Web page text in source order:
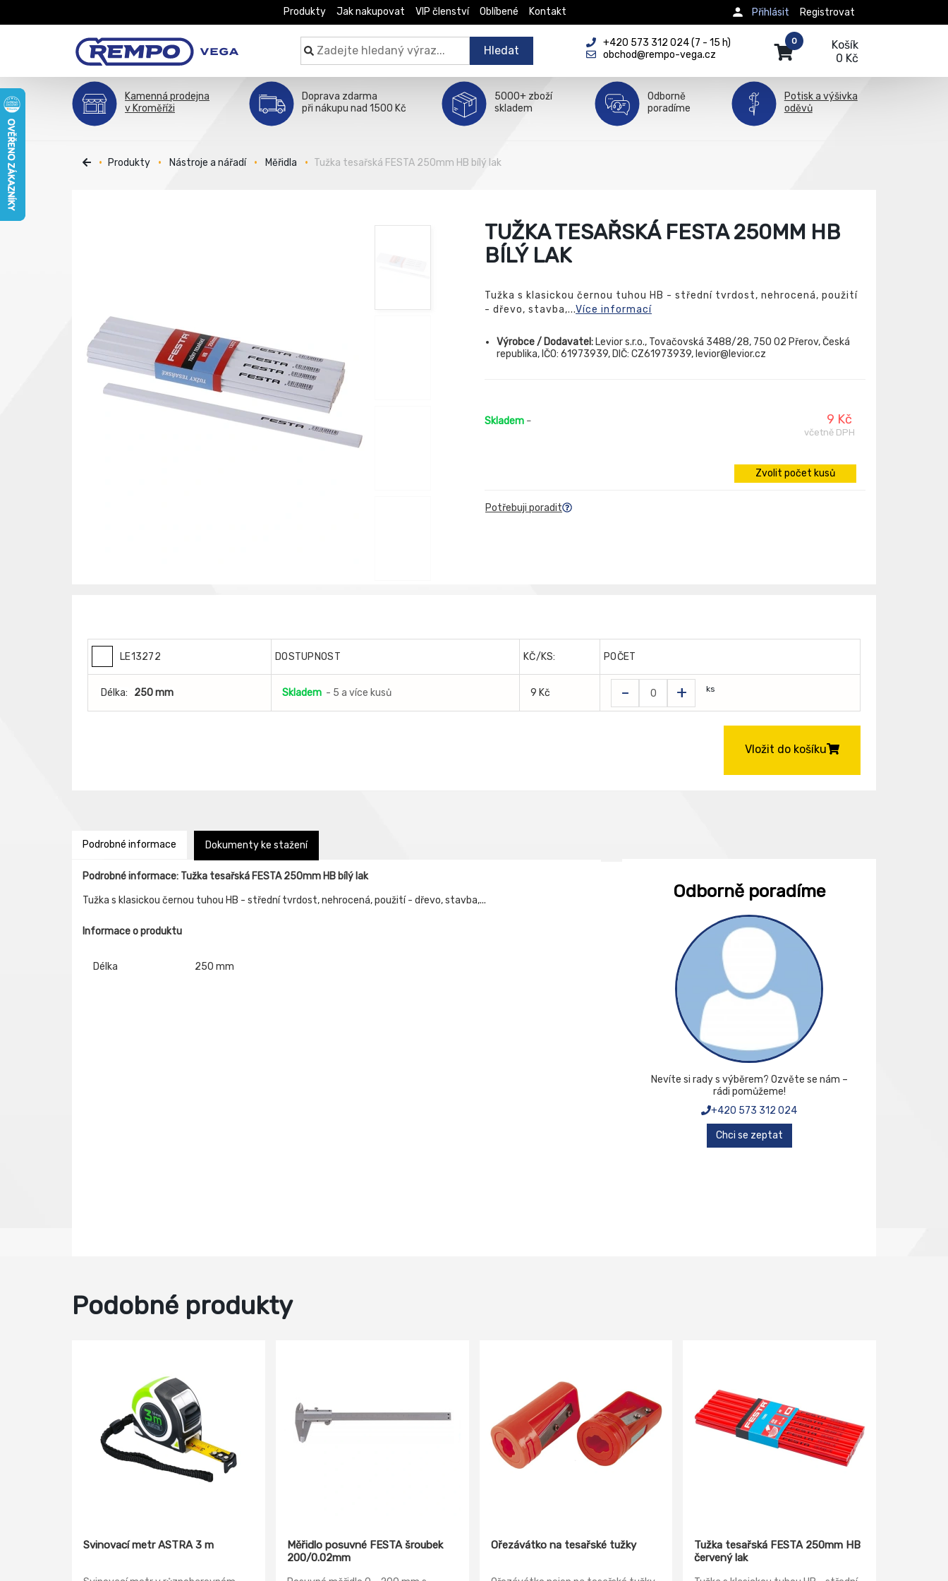
Produkty Jak nakupovat VIP členství Oblíbené Kontakt Registrovat
Přihlásit
Hledat
+420 573 312 024 (7 - 15 h)
obchod@rempo-vega.cz
Košík
0 Kč
0
Kamenná prodejna
v Kroměříži
Doprava zdarma
při nákupu nad 1500 Kč
5000+ zboží
skladem
Odborně
poradíme
Potisk a výšivka
oděvů
Produkty Nástroje a nářadí Měřidla Tužka tesařská FESTA 250mm HB bílý lak
TUŽKA TESAŘSKÁ FESTA 250MM HB
BÍLÝ LAK
Tužka s klasickou černou tuhou HB - střední tvrdost, nehrocená, použití
- dřevo, stavba,...Více informací
Výrobce / Dodavatel: Levior s.r.o., Tovačovská 3488/28, 750 02 Přerov, Česká
republika, IČO: 61973939, DIČ: CZ61973939, levior@levior.cz
Skladem - 9 Kč
včetně DPH
Zvolit počet kusů
Potřebuji poradit
LE13272 DOSTUPNOST KČ/KS: POČET
Délka: 250 mm Skladem - 5 a více kusů 9 Kč - + ks
Vložit do košíku
Podrobné informace Dokumenty ke stažení
Podrobné informace: Tužka tesařská FESTA 250mm HB bílý lak
Tužka s klasickou černou tuhou HB - střední tvrdost, nehrocená, použití - dřevo, stavba,...
Informace o produktu
Délka 250 mm
Odborně poradíme
Nevíte si rady s výběrem? Ozvěte se nám –
rádi pomůžeme!
+420 573 312 024
Chci se zeptat
Podobné produkty
Svinovací metr ASTRA 3 m
Měřidlo posuvné FESTA šroubek
200/0.02mm
Ořezávátko na tesařské tužky
Tužka tesařská FESTA 250mm HB
červený lak